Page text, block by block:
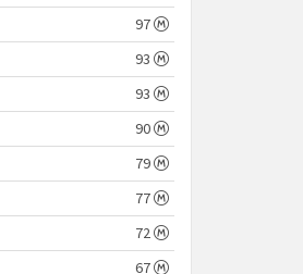
97
93
93
90
79
77
72
67